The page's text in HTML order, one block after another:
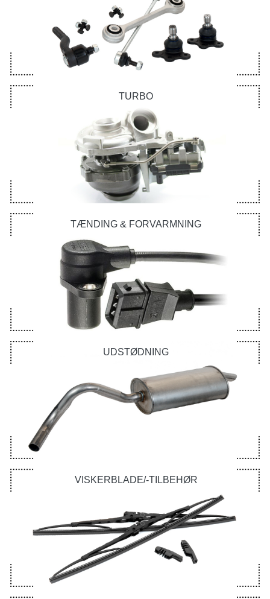
TURBO
TÆNDING & FORVARMNING
UDSTØDNING
VISKERBLADE/-TILBEHØR